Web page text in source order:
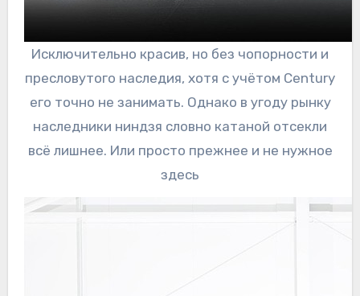
Исключительно красив, но без чопорности и
пресловутого наследия, хотя с учётом Century
его точно не занимать. Однако в угоду рынку
наследники ниндзя словно катаной отсекли
всё лишнее. Или просто прежнее и не нужное
здесь